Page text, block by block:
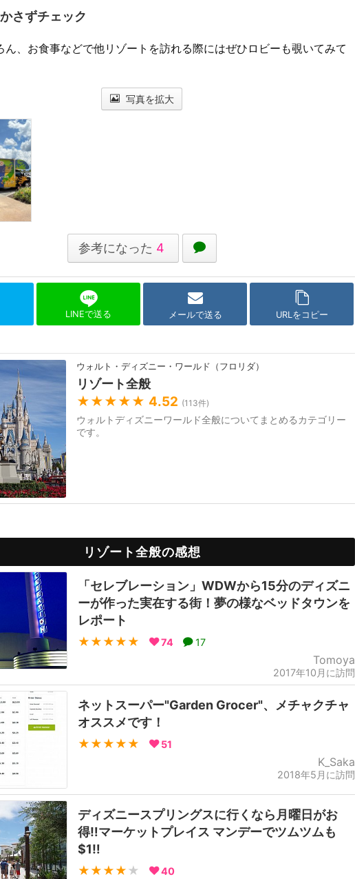
さずチェック
ん、お食事などで他リゾートを訪れる際にはぜひロビーも覗いてみて
写真を拡大
参考になった 4
LINEで送る メールで送る URLをコピー
ウォルト・ディズニー・ワールド（フロリダ）
リゾート全般
★★★★★ 4.52 (113件)
ウォルトディズニーワールド全般についてまとめるカテゴリー
です。
リゾート全般の感想
「セレブレーション」WDWから15分のディズニ
ーが作った実在する街！夢の様なベッドタウンを
レポート
★★★★★ 74 17
Tomoya
2017年10月に訪問
ネットスーパー"Garden Grocer"、メチャクチャ
オススメです！
★★★★★ 51
K_Saka
2018年5月に訪問
ディズニースプリングスに行くなら月曜日がお
得‼︎マーケットプレイス マンデーでツムツムも
$1‼︎
★★★★ ★ 40